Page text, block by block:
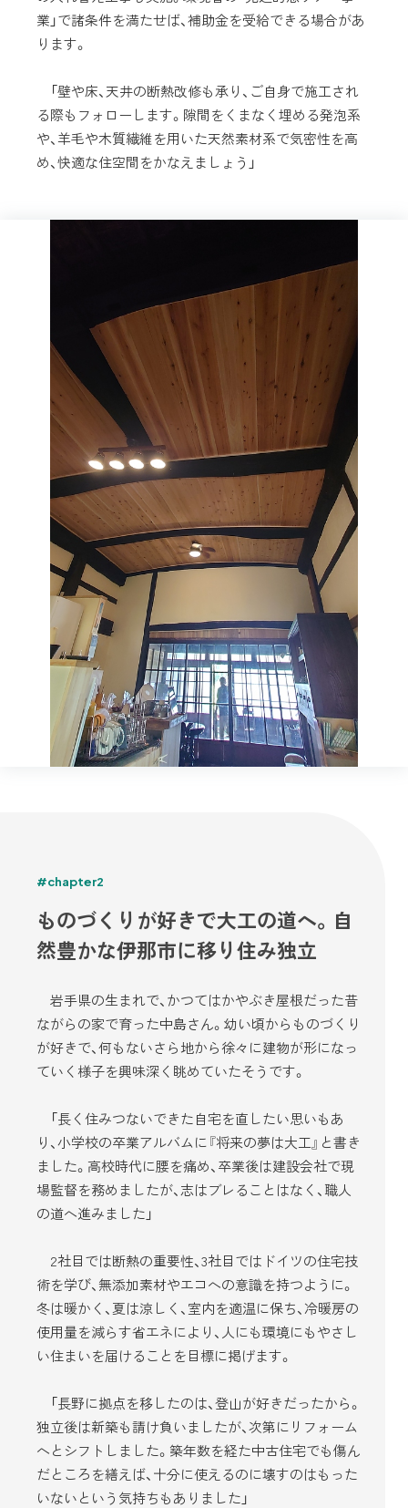
業」で諸条件を満たせば、補助金を受給できる場合があ
ります。
「壁や床、天井の断熱改修も承り、ご自身で施工され
る際もフォローします。隙間をくまなく埋める発泡系
や、羊毛や木質繊維を用いた天然素材系で気密性を高
め、快適な住空間をかなえましょう」
#chapter2
ものづくりが好きで大工の道へ。自
然豊かな伊那市に移り住み独立
岩手県の生まれで、かつてはかやぶき屋根だった昔
ながらの家で育った中島さん。幼い頃からものづくり
が好きで、何もないさら地から徐々に建物が形になっ
ていく様子を興味深く眺めていたそうです。
「長く住みつないできた自宅を直したい思いもあ
り、小学校の卒業アルバムに『将来の夢は大工』と書き
ました。高校時代に腰を痛め、卒業後は建設会社で現
場監督を務めましたが、志はブレることはなく、職人
の道へ進みました」
2社目では断熱の重要性、3社目ではドイツの住宅技
術を学び、無添加素材やエコへの意識を持つように。
冬は暖かく、夏は涼しく、室内を適温に保ち、冷暖房の
使用量を減らす省エネにより、人にも環境にもやさし
い住まいを届けることを目標に掲げます。
「長野に拠点を移したのは、登山が好きだったから。
独立後は新築も請け負いましたが、次第にリフォーム
へとシフトしました。築年数を経た中古住宅でも傷ん
だところを繕えば、十分に使えるのに壊すのはもった
いないという気持ちもありました」